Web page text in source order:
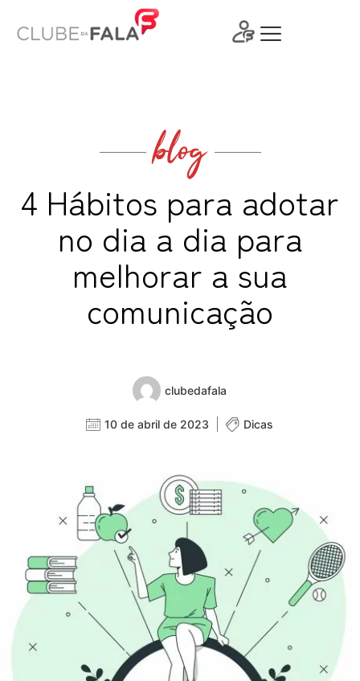
para
blog
4 Hábitos para adotar
no dia a dia para
melhorar a sua
comunicação
clubedafala
10 de abril de 2023 Dicas